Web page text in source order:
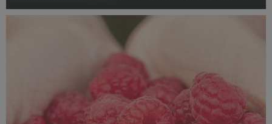
listopada są jabłka, gruszki i śliwki. Najpopularniejszymi
warzywami w październiku był...